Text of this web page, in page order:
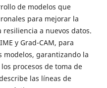
de modelos que
para mejorar la
a nuevos datos.
y Grad-CAM, para
garantizando la
procesos de toma de
las líneas de